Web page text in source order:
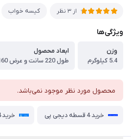
از 3 نظر کیسه خواب
ویژگی‌ها
وزن
5.4 کیلوگرم
ابعاد محصول
طول 220 سانت و عرض 160 سانت
محصول مورد نظر موجود نمی‌باشد.
خرید 4 قسطه دیجی پی خرید 4 قسطه اسنپ پی